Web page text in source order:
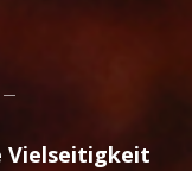
Vielseitigkeit